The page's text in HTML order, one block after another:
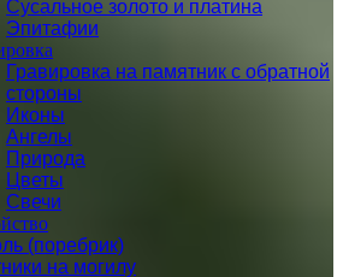
Сусальное золото и платина
Эпитафии
Гравировка на памятник с обратной
стороны
Иконы
Ангелы
Природа
Цветы
Свечи
(поребрик)
на могилу